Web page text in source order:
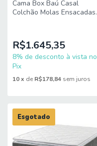
Cama Box Baú Casal
Colchão Molas Ensacadas
R$1.645,35
8% de desconto à vista no
Pix
10x de R$178,84 sem juros
Esgotado